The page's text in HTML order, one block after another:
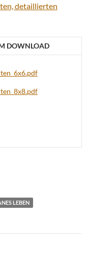
detaillierten
DOWNLOAD
LEBEN